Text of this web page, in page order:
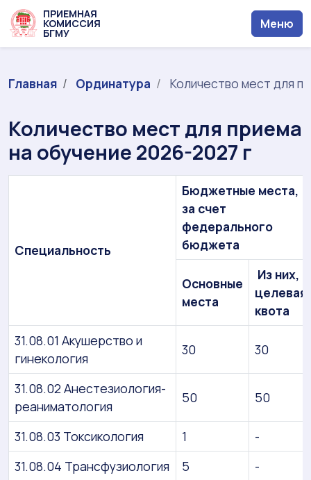
ПРИЕМНАЯ
КОМИССИЯ
БГМУ
Меню
Главная Ординатура Количество мест для
Количество мест для приема
на обучение 2026-2027 г
Специальность
Бюджетные места,
за счет
федерального
бюджета
Основные
места
Из них,
целевая
квота
31.08.01 Акушерство и
гинекология
30 30
31.08.02 Анестезиология-
реаниматология
50 50
31.08.03 Токсикология 1
-
31.08.04 Трансфузиология
5
-